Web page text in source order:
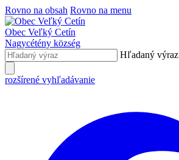
Rovno na obsah Rovno na menu
Obec Veľký Cetín
Nagycétény község
Hľadaný výraz
rozšírené vyhľadávanie